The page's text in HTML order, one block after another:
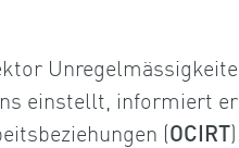
einstellt, informiert
(OCIRT